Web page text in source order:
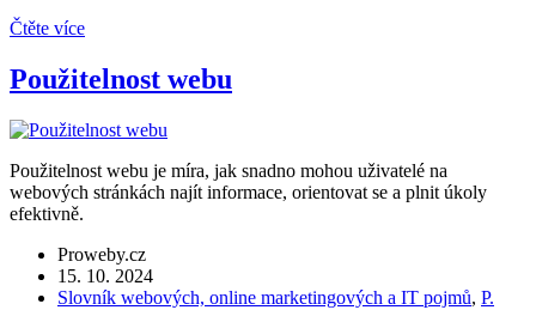
Čtěte více
Použitelnost webu
Použitelnost webu je míra, jak snadno mohou uživatelé na
webových stránkách najít informace, orientovat se a plnit úkoly
efektivně.
Proweby.cz
15. 10. 2024
Slovník webových, online marketingových a IT pojmů, P.